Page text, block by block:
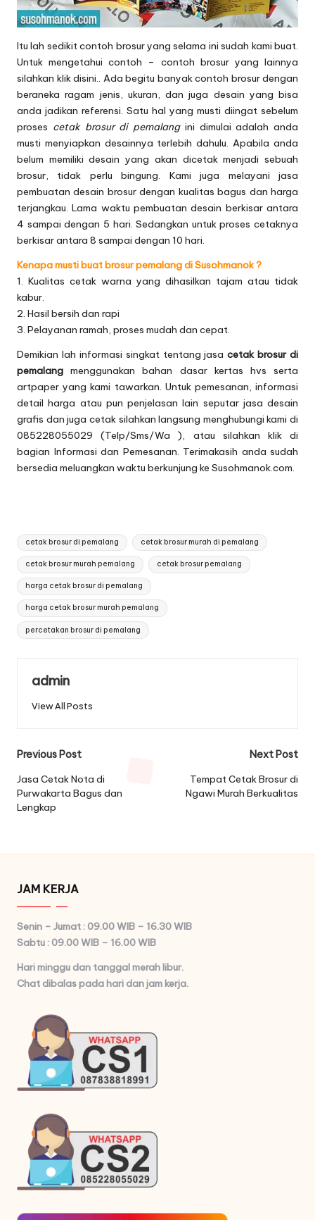
Itu lah sedikit contoh brosur yang selama ini sudah kami buat.
Untuk mengetahui contoh – contoh brosur yang lainnya
silahkan klikdisini.. Ada begitu banyak contoh brosur dengan
beraneka ragam jenis, ukuran, dan juga desain yang bisa
anda jadikan referensi. Satu hal yang musti diingat sebelum
proses cetak brosur di pemalangini dimulai adalah anda
musti menyiapkan desainnya terlebih dahulu. Apabila anda
belum memiliki desain yang akan dicetak menjadi sebuah
brosur, tidak perlu bingung. Kami juga melayani jasa
pembuatan desain brosur dengan kualitas bagus dan harga
terjangkau. Lama waktu pembuatan desain berkisar antara
4 sampai dengan 5 hari. Sedangkan untuk proses cetaknya
berkisar antara 8 sampai dengan 10 hari.
Kenapa musti buat brosur pemalang di Susohmanok ?
1. Kualitas cetak warna yang dihasilkan tajam atau tidak
kabur.
2. Hasil bersih dan rapi
3. Pelayanan ramah, proses mudah dan cepat.
Demikian lah informasi singkat tentang jasacetak brosur di
pemalangmenggunakan bahan dasar kertas hvs serta
artpaper yang kami tawarkan. Untuk pemesanan, informasi
detail harga atau pun penjelasan lain seputar jasa desain
grafis dan juga cetak silahkan langsung menghubungi kami di
085228055029 (Telp/Sms/Wa ), atau silahkan klik di
bagian Informasi dan Pemesanan. Terimakasih anda sudah
bersedia meluangkan waktu berkunjung ke Susohmanok.com.
Tags:
cetak brosur di pemalang cetak brosur murah di pemalang
cetak brosur murah pemalang cetak brosur pemalang
harga cetak brosur di pemalang
harga cetak brosur murah pemalang
percetakan brosur di pemalang
admin
View All Posts
Post
navigation
Previous Post
Jasa Cetak Nota di
Purwakarta Bagus dan
Lengkap
Next Post
Tempat Cetak Brosur di
Ngawi Murah Berkualitas
JAM KERJA
Senin – Jumat : 09.00 WIB – 16.30 WIB
Sabtu : 09.00 WIB – 16.00 WIB
Hari minggu dan tanggal merah libur.
Chat dibalas pada hari dan jam kerja.